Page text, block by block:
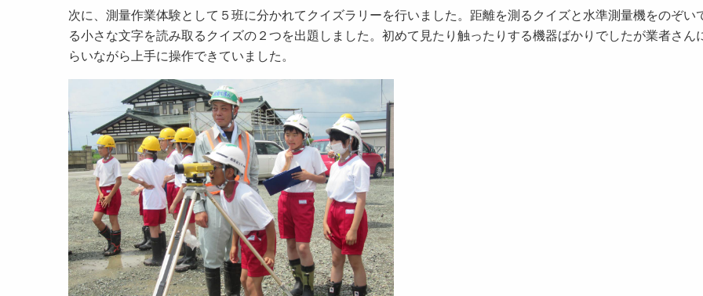
次に、測量作業体験として５班に分かれてクイズラリーを行いました。距離を測るクイズと水準測量機をのぞい
る小さな文字を読み取るクイズの２つを出題しました。初めて見たり触ったりする機器ばかりでしたが業者さん
らいながら上手に操作できていました。